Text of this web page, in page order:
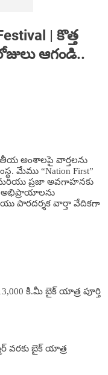
| కొత్త
ఆగండి..
అంశాలపై వార్తలను
మేము “Nation First”
ప్రజా అవగాహనకు
అభిప్రాయాలను
పారదర్శక వార్తా వేదికగా
కి.మీ బైక్ యాత్ర పూర్తి
వరకు బైక్ యాత్ర